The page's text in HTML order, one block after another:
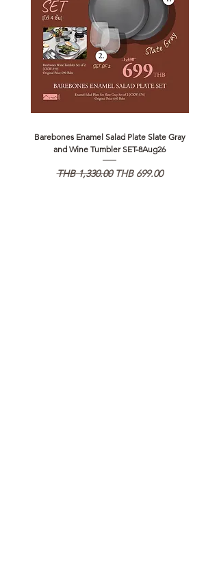
Barebones Enamel Salad Plate Slate Gray
and Wine Tumbler SET-8Aug26
Regular Price
THB 1,330.00 Sale Price
THB 699.00